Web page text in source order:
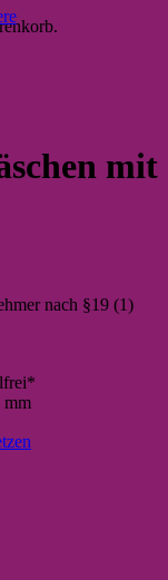
mit
nach §19 (1)
mm